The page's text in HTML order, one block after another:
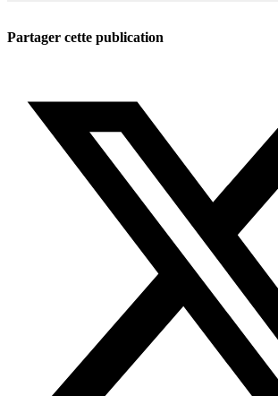
Partager cette publication